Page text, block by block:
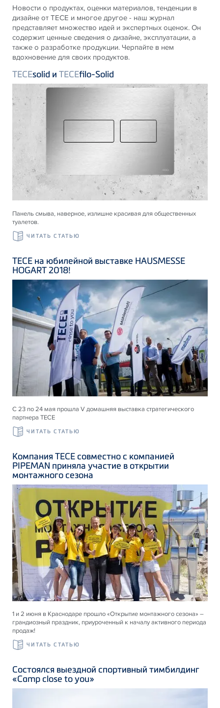
Новости о продуктах, оценки материалов, тенденции в
дизайне отTECE и многое другое - наш журнал
представляет множество идей и экспертных оценок. Он
содержит ценные сведения о дизайне, эксплуатации, а
также о разработке продукции. Черпайте в нем
вдохновение для своих продуктов.
Панель смыва, наверное, излишне красивая для общественных
туалетов.
ЧИТАТЬ СТАТЬЮ
TECEsolid и TECEfilo-Solid
С 23 по 24 мая прошла V домашняя выставка стратегического
партнера ТЕСЕ
ЧИТАТЬ СТАТЬЮ
ТЕСЕ на юбилейной выставке HAUSMESSE
HOGART 2018!
1 и 2 июня в Краснодаре прошло «Открытие монтажного сезона» –
грандиозный праздник, приуроченный к началу активного периода
продаж!
ЧИТАТЬ СТАТЬЮ
Компания ТЕСЕ совместно с компанией
PIPEMAN приняла участие в открытии
монтажного сезона
Состоялся выездной спортивный тимбилдинг
«Camp close to you»